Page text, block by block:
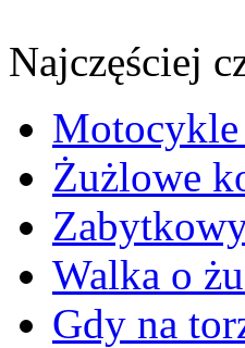
Najczęściej
Motocykle
Żużlowe
Walka o
Gdy na